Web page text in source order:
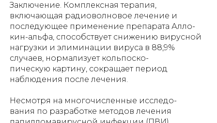
Заключение. Комплексная терапия,
включающая радиоволновое лечение и
последующее применение препарата Алло-
кин-альфа, способствует снижению вирусной
нагрузки и элиминации вируса в 88,9%
случаев, нормализует кольпоско-
пическую картину, сокращает период
наблюдения после лечения.
Несмотря на многочисленные исследо-
вания по разработке методов лечения